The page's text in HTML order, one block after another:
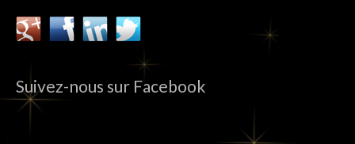
Suivez-nous sur Facebook